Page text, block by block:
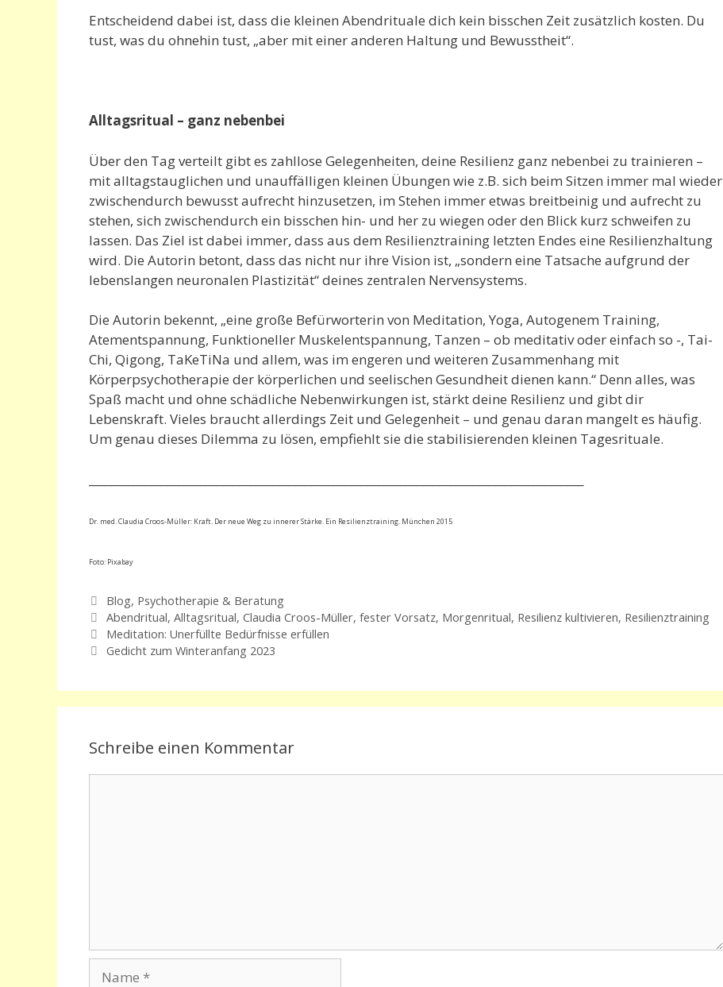
Entscheidend dabei ist, dass die kleinen Abendrituale dich kein bisschen Zeit zusätzlich kosten. Du
tust, was du ohnehin tust, „aber mit einer anderen Haltung und Bewusstheit“.
Alltagsritual – ganz nebenbei
Über den Tag verteilt gibt es zahllose Gelegenheiten, deine Resilienz ganz nebenbei zu trainieren –
mit alltagstauglichen und unauffälligen kleinen Übungen wie z.B. sich beim Sitzen immer mal wieder
zwischendurch bewusst aufrecht hinzusetzen, im Stehen immer etwas breitbeinig und aufrecht zu
stehen, sich zwischendurch ein bisschen hin- und her zu wiegen oder den Blick kurz schweifen zu
lassen. Das Ziel ist dabei immer, dass aus dem Resilienztraining letzten Endes eine Resilienzhaltung
wird. Die Autorin betont, dass das nicht nur ihre Vision ist, „sondern eine Tatsache aufgrund der
lebenslangen neuronalen Plastizität“ deines zentralen Nervensystems.
Die Autorin bekennt, „eine große Befürworterin von Meditation, Yoga, Autogenem Training,
Atementspannung, Funktioneller Muskelentspannung, Tanzen – ob meditativ oder einfach so -, Tai-
Chi, Qigong, TaKeTiNa und allem, was im engeren und weiteren Zusammenhang mit
Körperpsychotherapie der körperlichen und seelischen Gesundheit dienen kann.“ Denn alles, was
Spaß macht und ohne schädliche Nebenwirkungen ist, stärkt deine Resilienz und gibt dir
Lebenskraft. Vieles braucht allerdings Zeit und Gelegenheit – und genau daran mangelt es häufig.
Um genau dieses Dilemma zu lösen, empfiehlt sie die stabilisierenden kleinen Tagesrituale.
Dr. med. Claudia Croos-Müller: Kraft. Der neue Weg zu innerer Stärke. Ein Resilienztraining. München 2015
Foto: Pixabay
Kategorien
Blog, Psychotherapie & Beratung
Schlagwörter
Abendritual, Alltagsritual, Claudia Croos-Müller, fester Vorsatz, Morgenritual, Resilienz kultivieren, Resilienztraining
Meditation: Unerfüllte Bedürfnisse erfüllen
Gedicht zum Winteranfang 2023
Schreibe einen Kommentar